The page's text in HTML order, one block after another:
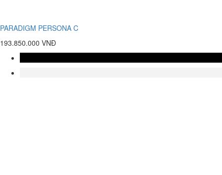
PARADIGM PERSONA C
193.850.000 VNĐ